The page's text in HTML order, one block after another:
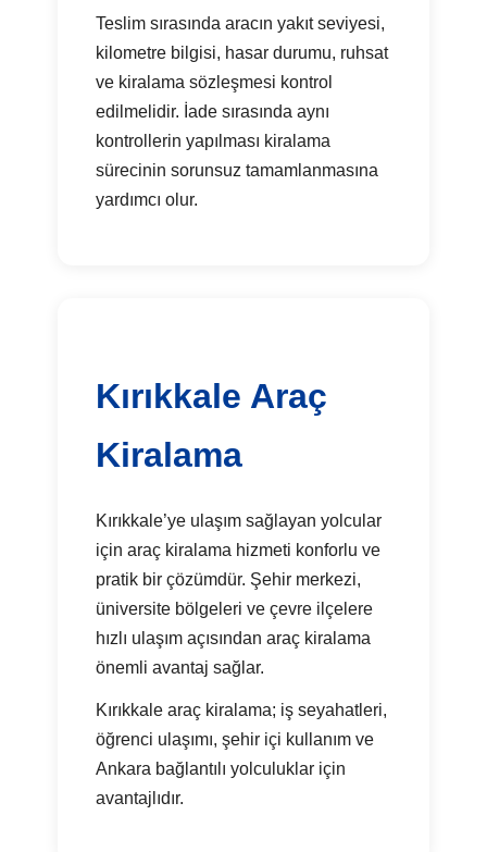
Teslim sırasında aracın yakıt seviyesi,
kilometre bilgisi, hasar durumu, ruhsat
ve kiralama sözleşmesi kontrol
edilmelidir. İade sırasında aynı
kontrollerin yapılması kiralama
sürecinin sorunsuz tamamlanmasına
yardımcı olur.
Kırıkkale Araç
Kiralama
Kırıkkale’ye ulaşım sağlayan yolcular
için araç kiralama hizmeti konforlu ve
pratik bir çözümdür. Şehir merkezi,
üniversite bölgeleri ve çevre ilçelere
hızlı ulaşım açısından araç kiralama
önemli avantaj sağlar.
Kırıkkale araç kiralama; iş seyahatleri,
öğrenci ulaşımı, şehir içi kullanım ve
Ankara bağlantılı yolculuklar için
avantajlıdır.